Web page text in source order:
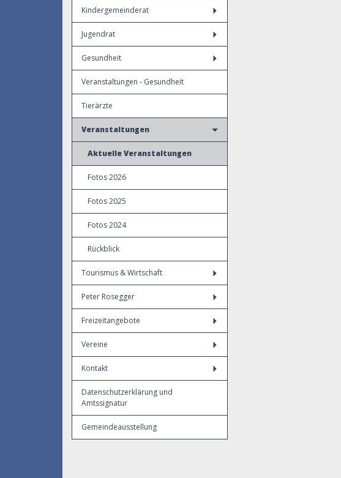
Kindergemeinderat
Jugendrat
Gesundheit
Veranstaltungen - Gesundheit
Tierärzte
Veranstaltungen
Aktuelle Veranstaltungen
Fotos 2026
Fotos 2025
Fotos 2024
Rückblick
Tourismus & Wirtschaft
Peter Rosegger
Freizeitangebote
Vereine
Kontakt
Datenschutzerklärung und
Amtssignatur
Gemeindeausstellung